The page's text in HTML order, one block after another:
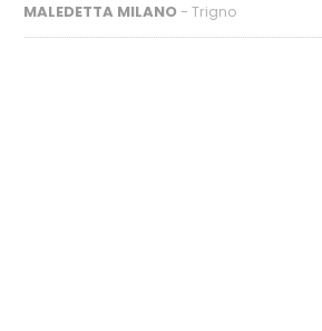
MALEDETTA MILANO - Trigno